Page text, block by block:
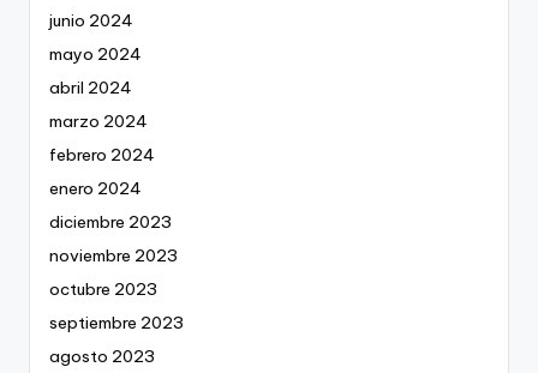
junio 2024
mayo 2024
abril 2024
marzo 2024
febrero 2024
enero 2024
diciembre 2023
noviembre 2023
octubre 2023
septiembre 2023
agosto 2023